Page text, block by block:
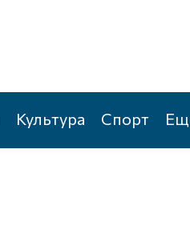
Культура Спорт